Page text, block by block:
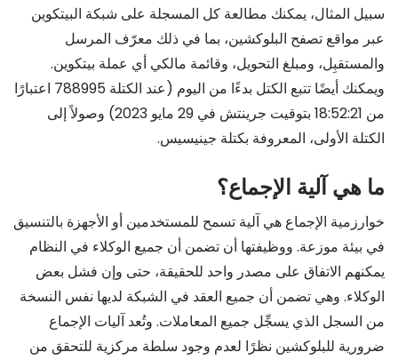
سبيل المثال، يمكنك مطالعة كل المسجلة على شبكة البيتكوين
عبر مواقع تصفح البلوكشين، بما في ذلك معرّف المرسل
والمستقبِل، ومبلغ التحويل، وقائمة مالكي أي عملة بيتكوين.
ويمكنك أيضًا تتبع الكتل بدءًا من اليوم (عند الكتلة 788995 اعتبارًا
من 18:52:21 بتوقيت جرينتش في 29 مايو 2023) وصولاً إلى
الكتلة الأولى، المعروفة بكتلة جينيسيس.
ما هي آلية الإجماع؟
خوارزمية الإجماع هي آلية تسمح للمستخدمين أو الأجهزة بالتنسيق
في بيئة موزعة. ووظيفتها أن تضمن أن جميع الوكلاء في النظام
يمكنهم الاتفاق على مصدر واحد للحقيقة، حتى وإن فشل بعض
الوكلاء. وهي تضمن أن جميع العقد في الشبكة لديها نفس النسخة
من السجل الذي يسجِّل جميع المعاملات. وتُعد آليات الإجماع
ضرورية للبلوكشين نظرًا لعدم وجود سلطة مركزية للتحقق من